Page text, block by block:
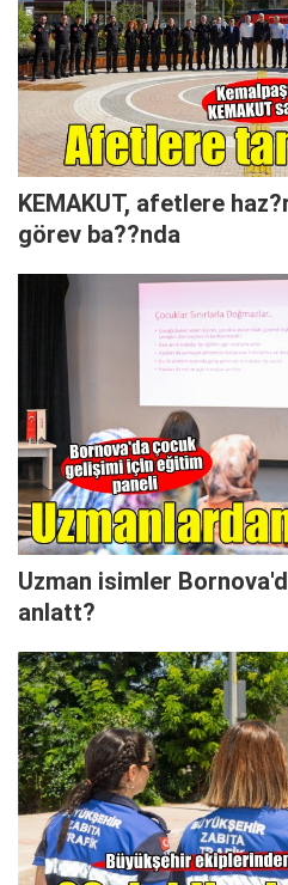
KEMAKUT, afetlere
görev ba??nda
Uzman isimler
anlatt?